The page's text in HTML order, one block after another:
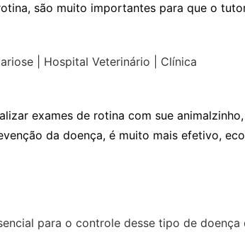
são muito importantes para que o
exames de rotina com sue
da doença, é muito mais efetivo,
para o controle desse tipo de